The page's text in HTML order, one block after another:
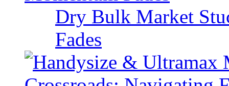
Dry Bulk Market
Fades